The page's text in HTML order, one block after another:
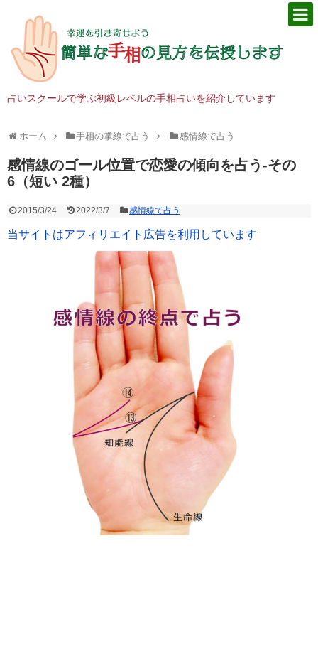
占いスクールで学ぶ初級レベルの手相占いを紹介しています
ホーム 手相の掌線で占う 感情線で占う
感情線のゴール位置で恋愛の傾向を占う‐その
6（短い 2種）
2015/3/24 2022/3/7 感情線で占う
当サイトはアフィリエイト広告を利用しています